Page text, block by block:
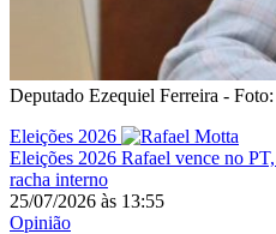
Deputado Ezequiel Ferreira -
Eleições 2026
Eleições 2026 Rafael vence no
racha interno
25/07/2026 às 13:55
Opinião